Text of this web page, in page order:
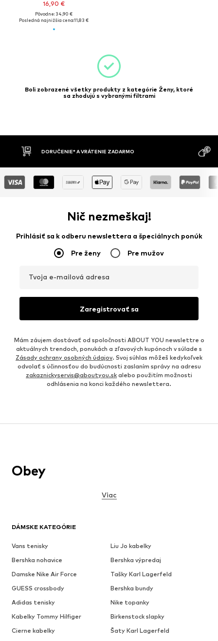
16,90 €
Pôvodne: 34,90 €
Posledná najnižšia cena:11,83 €
Boli zobrazené všetky produkty z kategórie Ženy, ktoré
sa zhodujú s vybranými filtrami
DORUČENIE* A VRÁTENIE ZADARMO
Nič nezmeškaj!
Prihlásiť sa k odberu newslettera a špeciálnych ponúk
Pre ženy Pre mužov
Tvoja e-mailová adresa
Zaregistrovať sa
Mám záujem dostávať od spoločnosti ABOUT YOU newslettre o
aktuálnych trendoch, ponukách a zľavových kupónoch v súlade s
Zásady ochrany osobných údajov. Svoj súhlas môžeš kedykoľvek
odvolať s účinnosťou do budúcnosti zaslaním správy na adresu
zakaznickyservis@aboutyou.sk alebo použitím možnosti
odhlásenia na konci každého newslettera.
DÁMSKE KATEGÓRIE
Vans tenisky
Liu Jo kabelky
Bershka nohavice
Bershka výpredaj
Damske Nike Air Force
Tašky Karl Lagerfeld
GUESS crossbody
Bershka bundy
Adidas tenisky
Nike topanky
Kabelky Tommy Hilfiger
Birkenstock slapky
Cierne kabelky
Šaty Karl Lagerfeld
Obey
Viac